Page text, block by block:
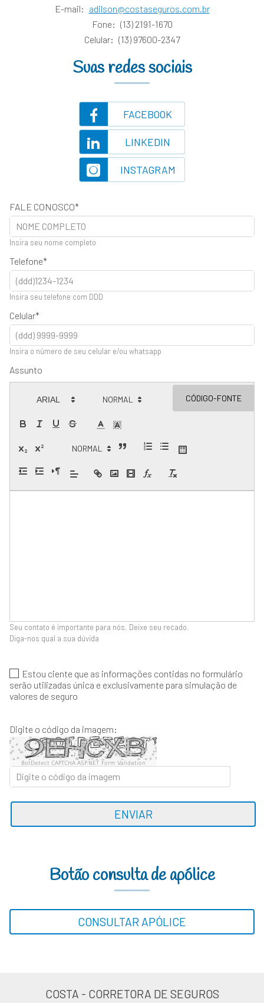
E-mail: adilson@costaseguros.com.br
Fone: (13) 2191-1670
Celular: (13) 97600-2347
Suas redes sociais
FACEBOOK
LINKEDIN
INSTAGRAM
FALE CONOSCO
Insira seu nome completo
Telefone
Insira seu telefone com DDD
Celular
Insira o número de seu celular e/ou whatsapp
Assunto
Seu contato é importante para nós. Deixe seu recado.
Diga-nos qual a sua dúvida
Estou ciente que as informações contidas no formulário
serão utilizadas única e exclusivamente para simulação de
valores de seguro
Digite o código da imagem:
BotDetect CAPTCHA ASP.NET Form Validation
ENVIAR
Botão consulta de apólice
CONSULTAR APÓLICE
COSTA - CORRETORA DE SEGUROS